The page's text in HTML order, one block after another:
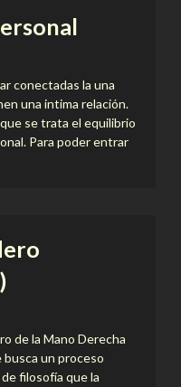
conectadas la una
una intima relación.
se trata el equilibrio
Para poder entrar
de la Mano Derecha
un proceso
filosofía que la